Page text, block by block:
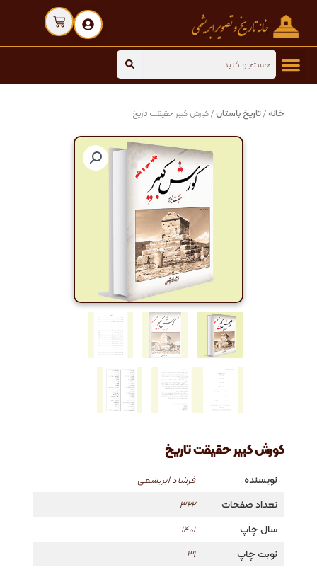
محتوا
Cart
Search
خانه /تاریخ باستان/ کورش کبیر حقیقت تاریخ
کورش کبیر حقیقت تاریخ
نویسنده فرشاد ابریشمی
تعداد صفحات 322
سال چاپ 1401
نوبت چاپ 31